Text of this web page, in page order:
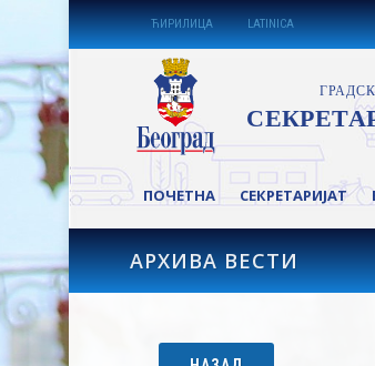
ЋИРИЛИЦА LATINICA
ПОЧЕТНА СЕКРЕТАРИЈАТ
АРХИВА ВЕСТИ